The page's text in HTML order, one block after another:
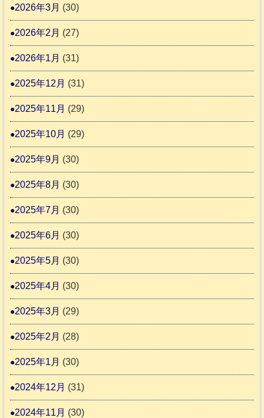
議
報
2026年3月 (30)
2026年2月 (27)
2026年1月 (31)
2025年12月 (31)
2025年11月 (29)
2025年10月 (29)
2025年9月 (30)
2025年8月 (30)
2025年7月 (30)
2025年6月 (30)
2025年5月 (30)
2025年4月 (30)
2025年3月 (29)
2025年2月 (28)
2025年1月 (30)
2024年12月 (31)
2024年11月 (30)